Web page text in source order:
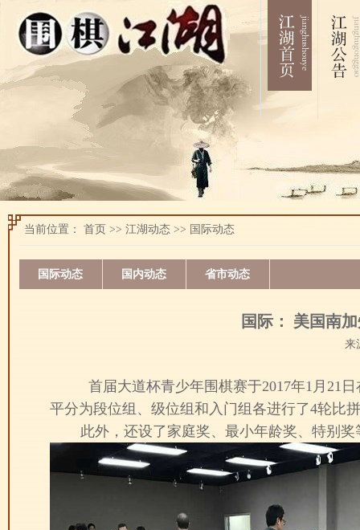
当前位置： 首页 >> 江湖动态>> 国际动态
国际动态 国内动态 省市动态
国际： 美国南
来
首届大道杯青少年围棋赛于2017年1月21日
平分为段位组、级位组和入门组各进行了4轮比
此外，还设了家庭奖、最小年龄奖、特别